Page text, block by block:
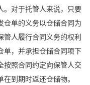
。对于托管人来说，只要
仓单的义务以仓储合同为
人履行合同义务的权利
单，并承担仓储合同项下
按照合同约定向保管人交
到期时返还仓储物。